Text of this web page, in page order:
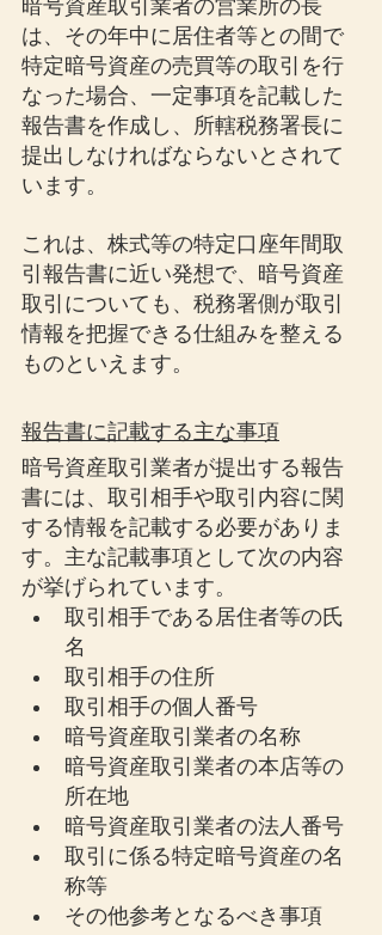
暗号資産取引業者の営業所の長
は、その年中に居住者等との間で
特定暗号資産の売買等の取引を行
なった場合、一定事項を記載した
報告書を作成し、所轄税務署長に
提出しなければならないとされて
います。
これは、株式等の特定口座年間取
引報告書に近い発想で、暗号資産
取引についても、税務署側が取引
情報を把握できる仕組みを整える
ものといえます。
報告書に記載する主な事項
暗号資産取引業者が提出する報告
書には、取引相手や取引内容に関
する情報を記載する必要がありま
す。主な記載事項として次の内容
が挙げられています。
取引相手である居住者等の氏
名
取引相手の住所
取引相手の個人番号
暗号資産取引業者の名称
暗号資産取引業者の本店等の
所在地
暗号資産取引業者の法人番号
取引に係る特定暗号資産の名
称等
その他参考となるべき事項